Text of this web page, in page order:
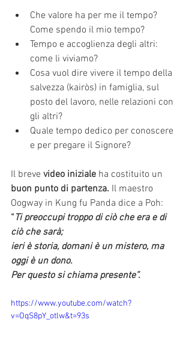
Che valore ha per me il tempo?
Come spendo il mio tempo?
Tempo e accoglienza degli altri:
come li viviamo?
Cosa vuol dire vivere il tempo della
salvezza (kairòs) in famiglia, sul
posto del lavoro, nelle relazioni con
gli altri?
Quale tempo dedico per conoscere
e per pregare il Signore?
Il breve video iniziale ha costituito un
buon punto di partenza. Il maestro
Oogway in Kung fu Panda dice a Poh:
“ Ti preoccupi troppo di ciò che era e di
ciò che sarà;
ieri è storia, domani è un mistero, ma
oggi è un dono.
Per questo si chiama presente”.
https://www.youtube.com/watch?
v=OqS8pY_otlw&t=93s